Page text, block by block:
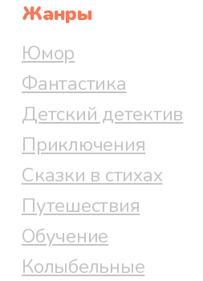
Жанры
Юмор
Фантастика
Детский детектив
Приключения
Сказки в стихах
Путешествия
Обучение
Колыбельные